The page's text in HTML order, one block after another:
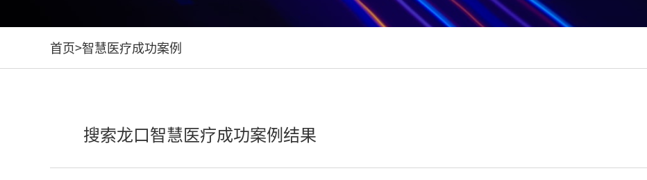
AI智慧ICU探视系统
其它
首页>智慧医疗成功案例
搜索龙口智慧医疗成功案例结果